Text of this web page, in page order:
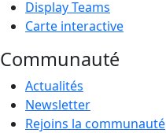
Display Teams
Carte interactive
Communauté
Actualités
Newsletter
Rejoins la communauté